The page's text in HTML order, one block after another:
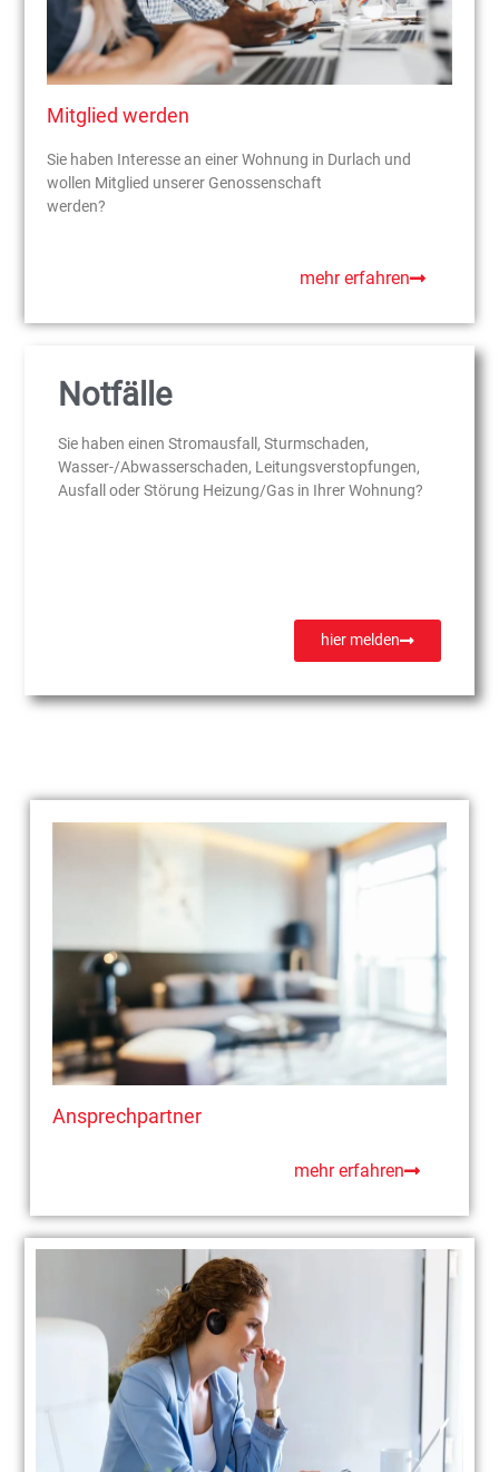
Mitglied werden
Sie haben Interesse an einer Wohnung in Durlach und
wollen Mitglied unserer Genossenschaft
werden?
mehr erfahren
Notfälle
Sie haben einen Stromausfall, Sturmschaden,
Wasser-/Abwasserschaden, Leitungsverstopfungen,
Ausfall oder Störung Heizung/Gas in Ihrer Wohnung?
hier melden
Ansprechpartner
mehr erfahren